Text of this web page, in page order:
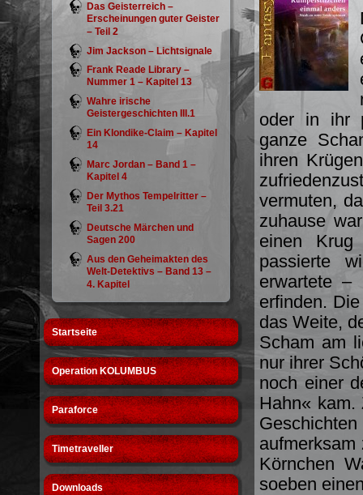
Das Geisterreich –
Erscheinungen guter Geister
– Teil 2
Jim Jackson – Lichtsignale
Frank Reade Library –
Nummer 1 – Kapitel 13
Wahre irische
Geistergeschichten III.1
Ein Klondike-Claim – Kapitel
14
Marc Jordan – Band 1 –
Kapitel 4
Der Mythos Tempelritter –
Teil 3.21
Deutsche Märchen und
Sagen 200
Aus den Geheimakten des
Welt-Detektivs – Band 13 –
4. Kapitel
Startseite
Operation KOLUMBUS
Paraforce
Timetraveller
Downloads
oder in ihr
ganze
ihren
vermuten,
zuhause
einen
passierte
erwartete –
erfinden.
das Weite,
Scham am
nur ihrer
noch einer
Hahn« kam.
Körnchen
soeben